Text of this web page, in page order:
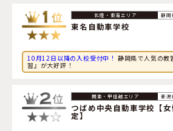
2026年8月6日
スポーツに興味のある大学生が群馬
に申し込みました。
2026年8月6日
コンピューターに興味のある大学
2026年8月6日
旅行に興味のある大学生が長崎県・
に申し込みました。
静岡
東名自動車学校
10月12日以降の入校受付中！ 静岡県で人気の教
習』が大好評！
新潟
つばめ中央自動車学校【
定】